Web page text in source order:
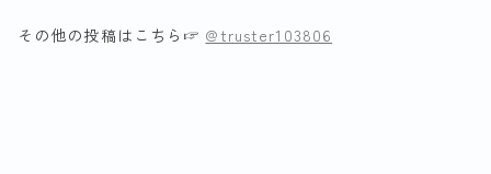
その他の投稿はこちら☞ @truster103806